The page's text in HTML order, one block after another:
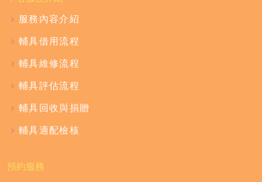
服務內容介紹
輔具借用流程
輔具維修流程
輔具評估流程
輔具回收與捐贈
輔具適配檢核
預約服務